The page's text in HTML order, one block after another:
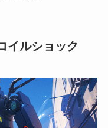
イルショック